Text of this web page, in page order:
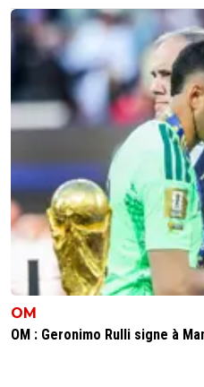
OM
OM : Geronimo Rulli signe à